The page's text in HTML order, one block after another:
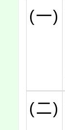
(一)
(二)